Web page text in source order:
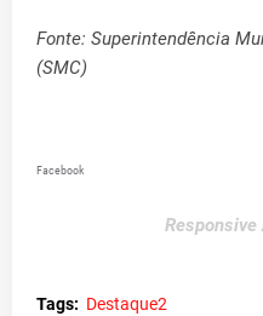
Fonte: Superintendência
(SMC)
Facebook
Tags: Destaque2